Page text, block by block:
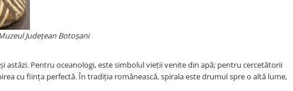
Județean Botoșani
astăzi. Pentru oceanologi, este simbolul vieții venite din apă; pentru cercetătorii
cu ființa perfectă. În tradiția românească, spirala este drumul spre o altă lume,